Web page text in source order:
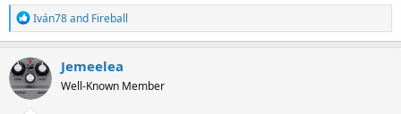
R
e
a
c
t
i
o
Iván78and Fireball
Jemeelea
Well-Known Member